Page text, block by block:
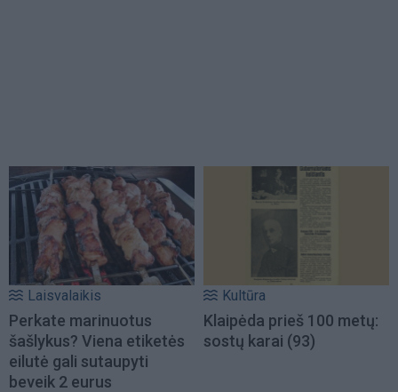
Laisvalaikis
Perkate marinuotus
šašlykus? Viena etiketės
eilutė gali sutaupyti
beveik 2 eurus
Kultūra
Klaipėda prieš 100 metų:
sostų karai (93)